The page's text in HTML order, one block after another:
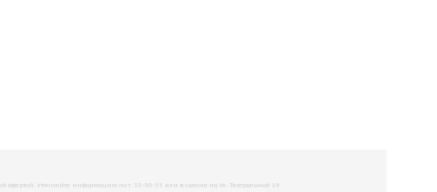
Уточняйте информацию по т. 33-50-55 или в салоне на Ул. Театральной 19